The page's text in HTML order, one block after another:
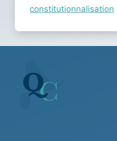
constitutionnalisation